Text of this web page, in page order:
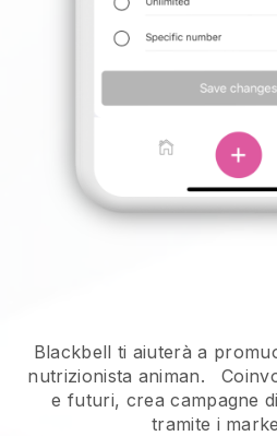
Blackbell ti aiuterà a
nutrizionista animan.
e futuri, crea campagne
tramite i